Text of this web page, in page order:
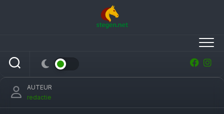
Anky weet nog niet van opgeven
AUTEUR
redactie